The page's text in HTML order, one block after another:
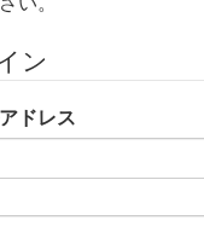
ン
ドレス